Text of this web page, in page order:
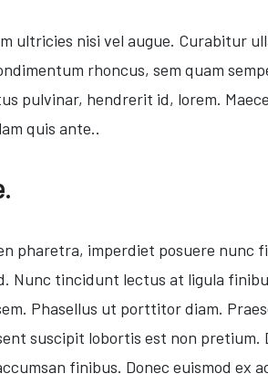
ultricies nisi vel augue. Curabitur
rhoncus, sem quam
pulvinar, hendrerit id, lorem.
quis ante..
pharetra, imperdiet posuere
Nunc tincidunt lectus at ligula
Phasellus ut porttitor diam.
suscipit lobortis est non
finibus. Donec euismod